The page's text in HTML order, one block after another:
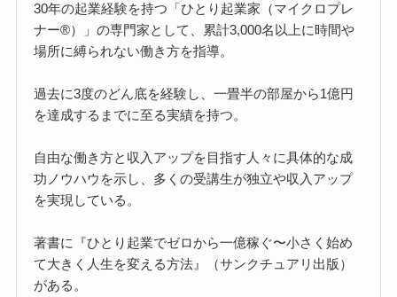
30年の起業経験を持つ「ひとり起業家（マイクロプレ
ナー®）」の専門家として、累計3,000名以上に時間や
場所に縛られない働き方を指導。
過去に3度のどん底を経験し、一畳半の部屋から1億円
を達成するまでに至る実績を持つ。
自由な働き方と収入アップを目指す人々に具体的な成
功ノウハウを示し、多くの受講生が独立や収入アップ
を実現している。
著書に『ひとり起業でゼロから一億稼ぐ〜小さく始め
て大きく人生を変える方法』（サンクチュアリ出版）
がある。